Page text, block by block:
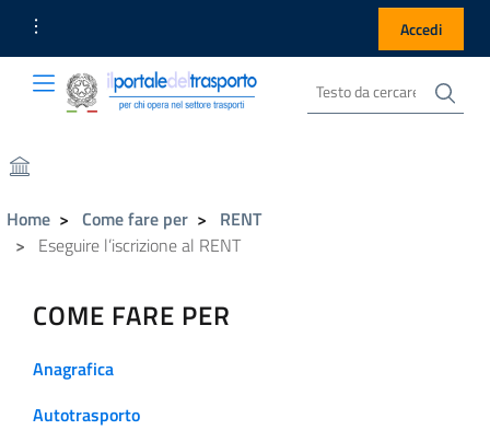
Link Utili Accedi
Portale del Trasporto
Portale del Trasporto Cerca nel sito
Home Come fare per
RENT
Eseguire l’iscrizione al RENT
COME FARE PER
Anagrafica
Autotrasporto